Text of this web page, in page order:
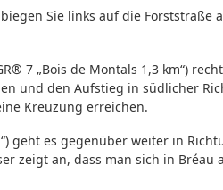
Sie links auf die Forststraße
7 „Bois de Montals 1,3 km“)
und den Aufstieg in südlicher
Kreuzung erreichen.
geht es gegenüber weiter in
zeigt an, dass man sich in Bréau